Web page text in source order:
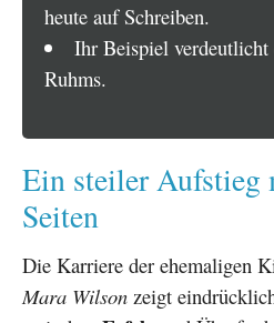
heute auf Schreiben.
Ihr Beispiel verdeutlicht
Ruhms.
Ein steiler Aufstieg
Seiten
Die Karriere der ehemaligen
Mara Wilson zeigt